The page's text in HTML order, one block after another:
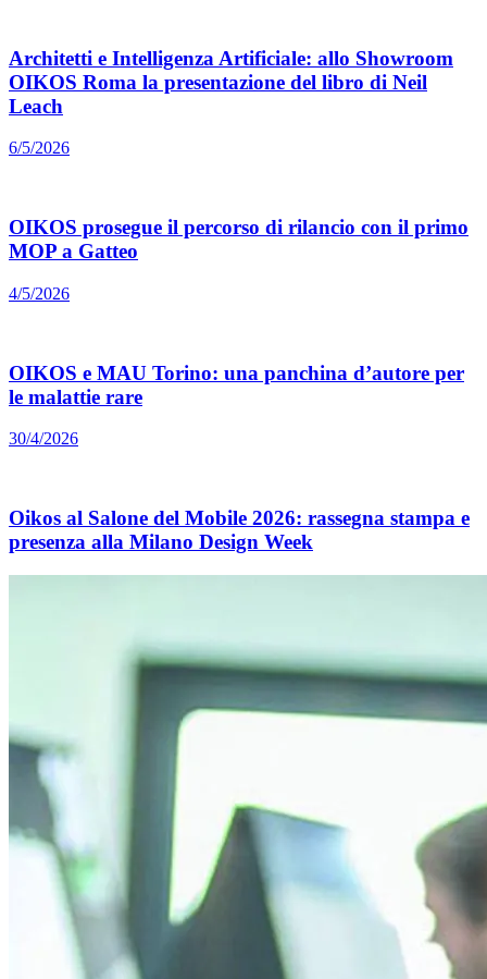
Architetti e Intelligenza Artificiale: allo Showroom
OIKOS Roma la presentazione del libro di Neil
Leach
6/5/2026
OIKOS prosegue il percorso di rilancio con il primo
MOP a Gatteo
4/5/2026
OIKOS e MAU Torino: una panchina d’autore per
le malattie rare
30/4/2026
Oikos al Salone del Mobile 2026: rassegna stampa e
presenza alla Milano Design Week